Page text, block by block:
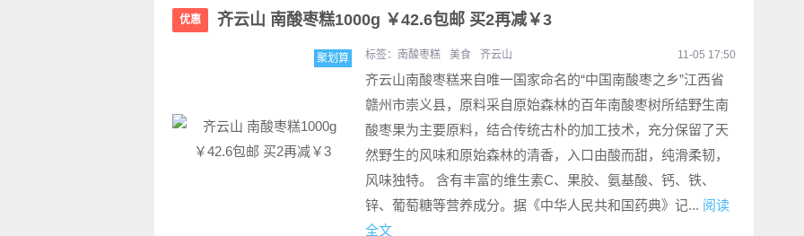
优惠 齐云山 南酸枣糕1000g ￥42.6包邮 买2再减￥3
聚划算 标签： 南酸枣糕 美食 齐云山 11-05 17:50
齐云山南酸枣糕来自唯一国家命名的“中国南酸枣之乡”江西省
赣州市崇义县，原料采自原始森林的百年南酸枣树所结野生南
酸枣果为主要原料，结合传统古朴的加工技术，充分保留了天
然野生的风味和原始森林的清香，入口由酸而甜，纯滑柔韧，
风味独特。 含有丰富的维生素C、果胶、氨基酸、钙、铁、
锌、葡萄糖等营养成分。据《中华人民共和国药典》记... 阅读
全文